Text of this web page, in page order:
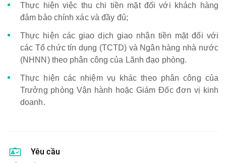
Thực hiện việc thu chi tiền mặt đối với khách hàng
đảm bảo chính xác và đầy đủ;
Thực hiện các giao dịch giao nhận tiền mặt đối với
các Tổ chức tín dụng (TCTD) và Ngân hàng nhà nước
(NHNN) theo phân công của Lãnh đạo phòng.
Thực hiện các nhiệm vụ khác theo phân công của
Trưởng phòng Vận hành hoặc Giám Đốc đơn vị kinh
doanh.
Yêu cầu